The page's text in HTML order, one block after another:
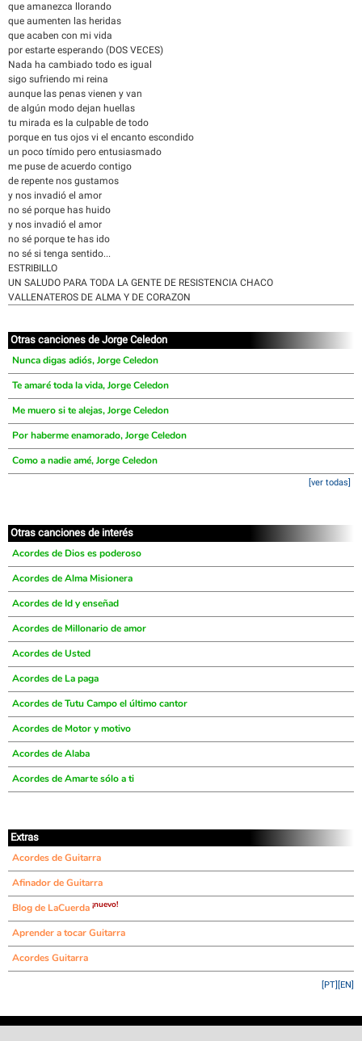
que amanezca llorando
que aumenten las heridas
que acaben con mi vida
por estarte esperando (DOS VECES)
Nada ha cambiado todo es igual
sigo sufriendo mi reina
aunque las penas vienen y van
de algún modo dejan huellas
tu mirada es la culpable de todo
porque en tus ojos vi el encanto escondido
un poco tímido pero entusiasmado
me puse de acuerdo contigo
de repente nos gustamos
y nos invadió el amor
no sé porque has huido
y nos invadió el amor
no sé porque te has ido
no sé si tenga sentido...
ESTRIBILLO
UN SALUDO PARA TODA LA GENTE DE RESISTENCIA CHACO
VALLENATEROS DE ALMA Y DE CORAZON
Otras canciones de Jorge Celedon
Nunca digas adiós, Jorge Celedon
Te amaré toda la vida, Jorge Celedon
Me muero si te alejas, Jorge Celedon
Por haberme enamorado, Jorge Celedon
Como a nadie amé, Jorge Celedon
[ver todas]
Otras canciones de interés
Acordes de Dios es poderoso
Acordes de Alma Misionera
Acordes de Id y enseñad
Acordes de Millonario de amor
Acordes de Usted
Acordes de La paga
Acordes de Tutu Campo el último cantor
Acordes de Motor y motivo
Acordes de Alaba
Acordes de Amarte sólo a ti
Extras
Acordes de Guitarra
Afinador de Guitarra
Blog de LaCuerda ¡nuevo!
Aprender a tocar Guitarra
Acordes Guitarra
[EN]
[PT]